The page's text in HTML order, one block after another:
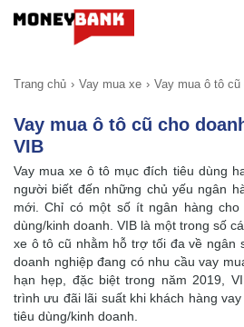
Trang chủ Vay mua xe Vay mua ô tô cũ
Vay mua ô tô cũ cho
VIB
Vay mua xe ô tô mục đích tiêu dùng
người biết đến những chủ yếu ngân
mới. Chỉ có một số ít ngân hàng
dùng/kinh doanh. VIB là một trong số
xe ô tô cũ nhằm hỗ trợ tối đa về ngân
doanh nghiệp đang có nhu cầu vay
hạn hẹp, đặc biệt trong năm 2019,
trình ưu đãi lãi suất khi khách hàng
tiêu dùng/kinh doanh.